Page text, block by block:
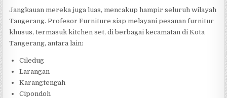
Jangkauan mereka juga luas, mencakup hampir seluruh wilayah
Tangerang. Profesor Furniture siap melayani pesanan furnitur
khusus, termasuk kitchen set, di berbagai kecamatan di Kota
Tangerang, antara lain:
Ciledug
Larangan
Karangtengah
Cipondoh